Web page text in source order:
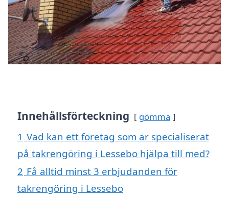
Innehållsförteckning gömma
1 Vad kan ett företag som är specialiserat
på takrengöring i Lessebo hjälpa till med?
2 Få alltid minst 3 erbjudanden för
takrengöring i Lessebo